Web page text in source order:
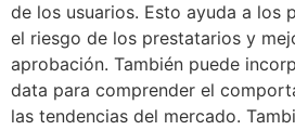
de los usuarios. Esto ayuda a los
el riesgo de los prestatarios y
aprobación. También puede
data para comprender el
las tendencias del mercado.